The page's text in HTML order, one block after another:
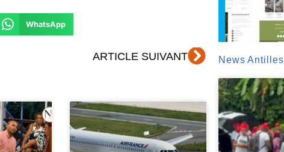
WhatsApp
ARTICLE SUIVANTSuivantNews Antilles